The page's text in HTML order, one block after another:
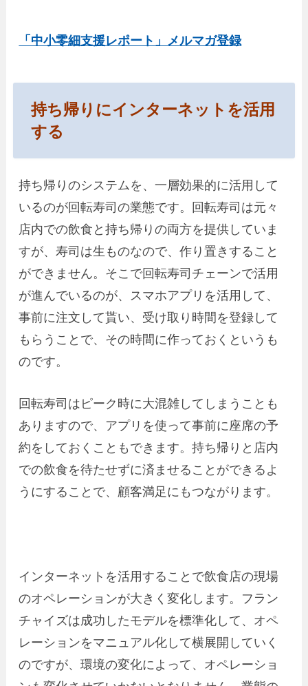
「中小零細支援レポート」メルマガ登録
持ち帰りにインターネットを活用
する
持ち帰りのシステムを、一層効果的に活用して
いるのが回転寿司の業態です。回転寿司は元々
店内での飲食と持ち帰りの両方を提供していま
すが、寿司は生ものなので、作り置きすること
ができません。そこで回転寿司チェーンで活用
が進んでいるのが、スマホアプリを活用して、
事前に注文して貰い、受け取り時間を登録して
もらうことで、その時間に作っておくというも
のです。
回転寿司はピーク時に大混雑してしまうことも
ありますので、アプリを使って事前に座席の予
約をしておくこともできます。持ち帰りと店内
での飲食を待たせずに済ませることができるよ
うにすることで、顧客満足にもつながります。
インターネットを活用することで飲食店の現場
のオペレーションが大きく変化します。フラン
チャイズは成功したモデルを標準化して、オペ
レーションをマニュアル化して横展開していく
のですが、環境の変化によって、オペレーショ